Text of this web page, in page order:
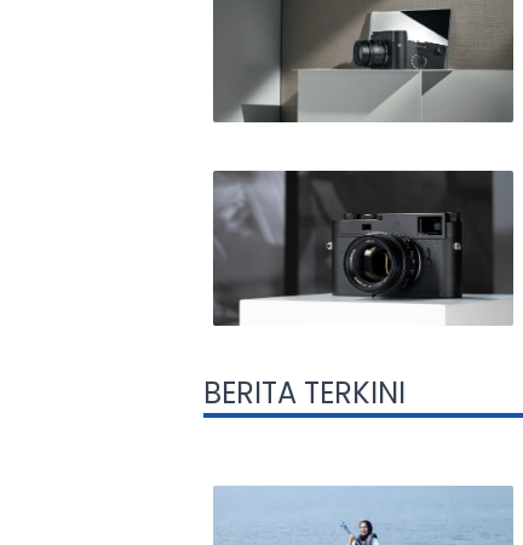
BERITA TERKINI